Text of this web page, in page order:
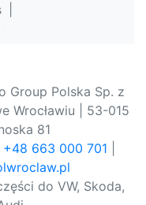
Group Polska Sp. z
Wrocławiu | 53-015
81
+48 663 000 701
do VW, Skoda,